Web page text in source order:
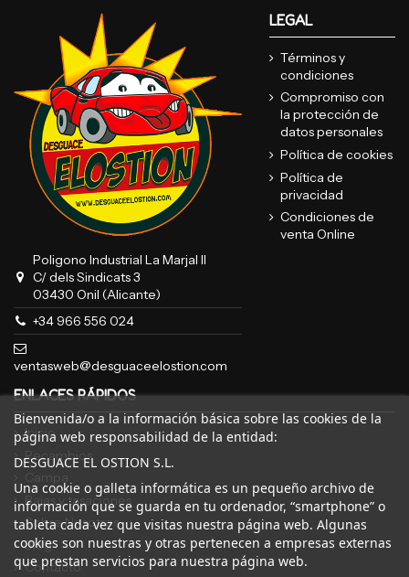
Poligono Industrial La Marjal II
C/ dels Sindicats 3
03430 Onil (Alicante)
+34 966 556 024
ventasweb@desguaceelostion.com
LEGAL
Términos y
condiciones
Compromiso con
la protección de
datos personales
Política de cookies
Política de
privacidad
Condiciones de
venta Online
ENLACES RÁPIDOS
Inicio
Recambios
Bajas y tasaciones
Sobre Nosotros
Blog
Contacto
Bienvenida/o a la información básica sobre las cookies de la
página web responsabilidad de la entidad:
DESGUACE EL OSTION S.L.
Una cookie o galleta informática es un pequeño archivo de
información que se guarda en tu ordenador, “smartphone” o
tableta cada vez que visitas nuestra página web. Algunas
cookies son nuestras y otras pertenecen a empresas externas
que prestan servicios para nuestra página web.